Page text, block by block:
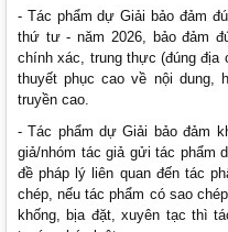
- Tác phẩm dự Giải bảo đảm
thứ tư - năm 2026, bảo đảm
chính xác, trung thực (đúng
thuyết phục cao về nội dung,
truyền cao.
- Tác phẩm dự Giải bảo đảm
giả/nhóm tác giả gửi tác phẩm
đề pháp lý liên quan đến tác
chép, nếu tác phẩm có sao
khống, bịa đặt, xuyên tạc thì